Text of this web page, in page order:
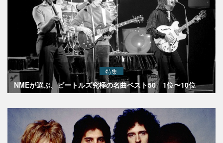
特集
NMEが選ぶ、ビートルズ究極の名曲ベスト50 1位〜10位